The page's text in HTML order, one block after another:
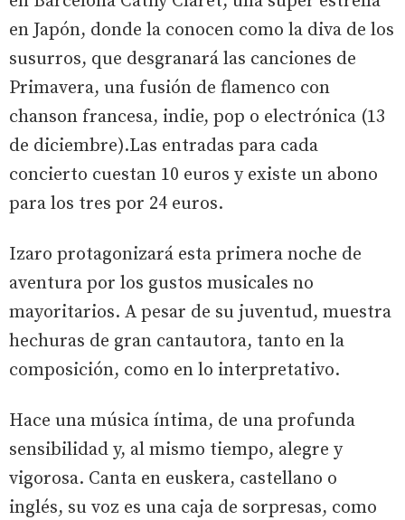
en Japón, donde la conocen como la diva de los
susurros, que desgranará las canciones de
Primavera, una fusión de flamenco con
chanson francesa, indie, pop o electrónica (13
de diciembre).Las entradas para cada
concierto cuestan 10 euros y existe un abono
para los tres por 24 euros.
Izaro protagonizará esta primera noche de
aventura por los gustos musicales no
mayoritarios. A pesar de su juventud, muestra
hechuras de gran cantautora, tanto en la
composición, como en lo interpretativo.
Hace una música íntima, de una profunda
sensibilidad y, al mismo tiempo, alegre y
vigorosa. Canta en euskera, castellano o
inglés, su voz es una caja de sorpresas, como